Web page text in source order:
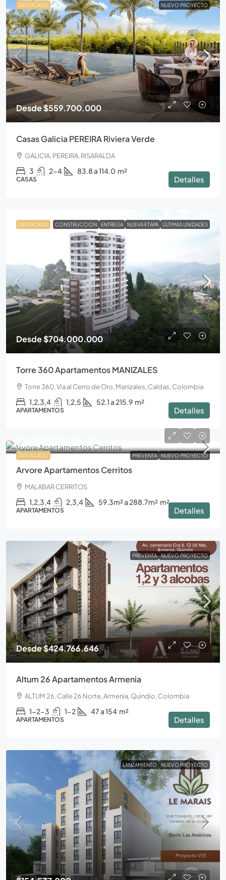
DESTACADO NUEVO PROYECTO
Desde$559.700.000
Casas Galicia PEREIRA Riviera Verde
GALICIA, PEREIRA, RISARALDA
3 2-4 83.8 a 114.0 m²
CASAS Detalles
DESTACADO CONSTRUCCIÓN ENTREGA NUEVA ETAPA ÚLTIMAS UNIDADES
Desde$704.000.000
Torre 360 Apartamentos MANIZALES
Torre 360, Vía al Cerro de Oro, Manizales, Caldas, Colombia
1,2,3,4 1,2,5 52.1 a 215.9 m²
APARTAMENTOS Detalles
DESTACADO PREVENTA NUEVO PROYECTO
Desde
Arvore Apartamentos Cerritos
MALABAR CERRITOS
1,2,3,4 2,3,4 59.3m² a 288.7m² m²
APARTAMENTOS Detalles
PREVENTA NUEVO PROYECTO
Desde$424.766.646
Altum 26 Apartamentos Armenia
ALTUM 26, Calle 26 Norte, Armenia, Quindío, Colombia
1-2-3 1-2 47 a 154 m²
APARTAMENTOS Detalles
LANZAMIENTO NUEVO PROYECTO